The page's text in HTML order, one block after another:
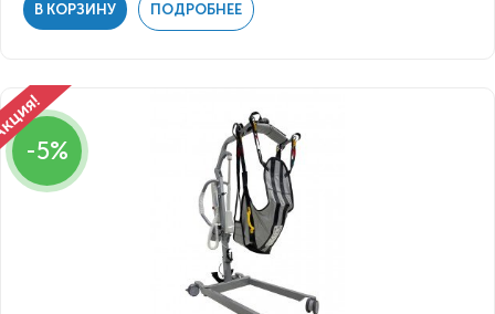
В КОРЗИНУ ПОДРОБНЕЕ
-5%